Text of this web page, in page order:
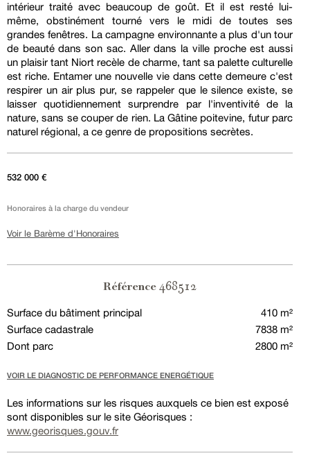
intérieur traité avec beaucoup de goût. Et il est resté lui-
même, obstinément tourné vers le midi de toutes ses
grandes fenêtres. La campagne environnante a plus d'un tour
de beauté dans son sac. Aller dans la ville proche est aussi
un plaisir tant Niort recèle de charme, tant sa palette culturelle
est riche. Entamer une nouvelle vie dans cette demeure c'est
respirer un air plus pur, se rappeler que le silence existe, se
laisser quotidiennement surprendre par l'inventivité de la
nature, sans se couper de rien. La Gâtine poitevine, futur parc
naturel régional, a ce genre de propositions secrètes.
532 000 €
Honoraires à la charge du vendeur
Voir le Barème d'Honoraires
Référence 468512
Surface du bâtiment principal
410 m²
Surface cadastrale
7838 m²
Dont parc
2800 m²
VOIR LE DIAGNOSTIC DE PERFORMANCE ENERGÉTIQUE
Les informations sur les risques auxquels ce bien est exposé
sont disponibles sur le site Géorisques :
www.georisques.gouv.fr